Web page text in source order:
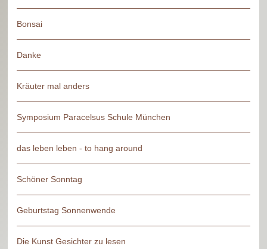
Bonsai
Danke
Kräuter mal anders
Symposium Paracelsus Schule München
das leben leben - to hang around
Schöner Sonntag
Geburtstag Sonnenwende
Die Kunst Gesichter zu lesen